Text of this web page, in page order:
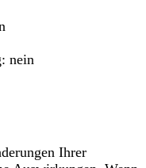
nein
Ihrer